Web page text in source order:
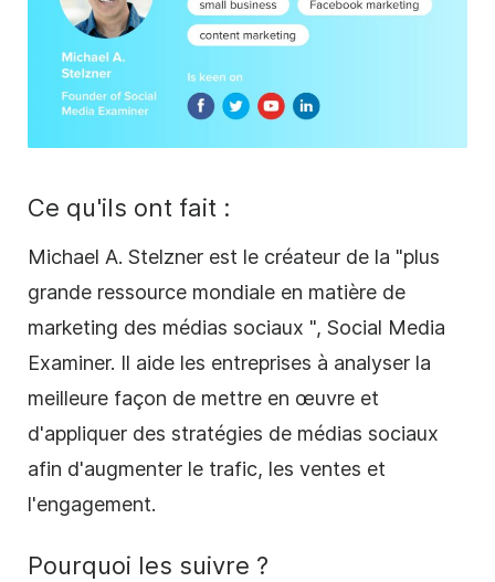
Ce qu'ils ont fait :
Michael A. Stelzner est le créateur de la "plus
grande ressource mondiale en matière de
marketing des médias sociaux ", Social Media
Examiner. Il aide les entreprises à analyser la
meilleure façon de mettre en œuvre et
d'appliquer des stratégies de médias sociaux
afin d'augmenter le trafic, les ventes et
l'engagement.
Pourquoi les suivre ?